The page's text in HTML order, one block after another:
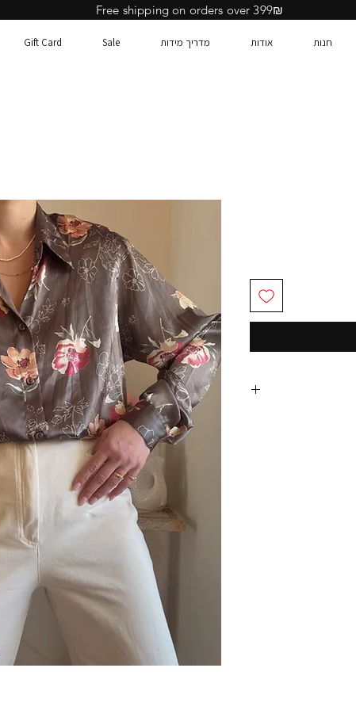
Free shipping on orders over 399₪
חנות אודות מדריך מידות Sale
Gift Card